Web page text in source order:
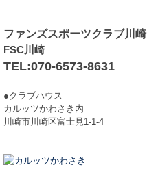
ファンズスポーツクラブ川崎
FSC川崎
TEL:070-6573-8631
●クラブハウス
カルッツかわさき内
川崎市川崎区富士見1-1-4